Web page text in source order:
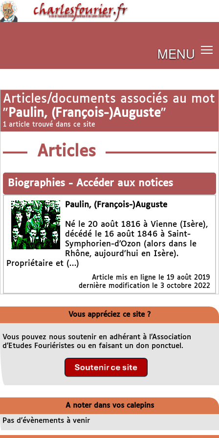
MENU
Articles/documents associés au mot
" Paulin, (François-)Auguste"
1 article trouvé dans ce site
Articles
Biographies - Accéder aux notices
Paulin, (François-)Auguste
Né le 20 août 1816 à Vienne (Isère),
décédé le 16 août 1846 à Saint-
Symphorien-d’Ozon (alors dans le
Rhône, aujourd’hui en Isère).
Propriétaire et (…)
Article mis en ligne le 19 août 2019
dernière modification le 3 octobre 2022
Vous appréciez ce site ?
Vous pouvez nous soutenir en adhérant à l’Association
d’Etudes Fouriéristes ou en faisant un don ponctuel.
A noter dans vos calepins
Pas d’évènements à venir